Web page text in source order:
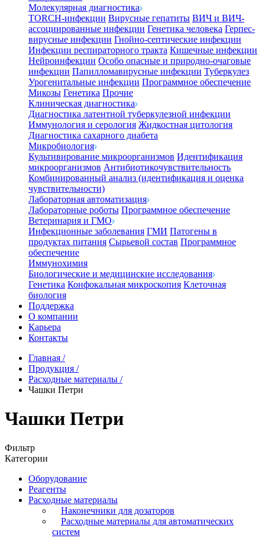
Молекулярная диагностика
TORCH-инфекции Вирусные гепатиты ВИЧ и ВИЧ-
ассоциированные инфекции Генетика человека Герпес-
вирусные инфекции Гнойно-септические инфекции
Инфекции респираторного тракта Кишечные инфекции
Нейроинфекции Особо опасные и природно-очаговые
инфекции Папилломавирусные инфекции Туберкулез
Урогенитальные инфекции Программное обеспечение
Микозы Генетика Прочие
Клиническая диагностика
Диагностика латентной туберкулезной инфекции
Иммунология и серология Жидкостная цитология
Диагностика сахарного диабета
Микробиология
Культивирование микроорганизмов Идентификация
микроорганизмов Антибиотикочувствительность
Комбинированный анализ (идентификация и оценка
чувствительности)
Лабораторная автоматизация
Лабораторные роботы Программное обеспечение
Ветеринария и ГМО
Инфекционные заболевания ГМИ Патогены в
продуктах питания Сырьевой состав Программное
обеспечение
Иммунохимия
Биологические и медицинские исследования
Генетика Конфокальная микроскопия Клеточная
биология
Поддержка
О компании
Карьера
Контакты
Главная /
Продукция /
Расходные материалы /
Чашки Петри
Чашки Петри
Фильтр
Категории
Оборудование
Реагенты
Расходные материалы
Наконечники для дозаторов
Расходные материалы для автоматических
систем